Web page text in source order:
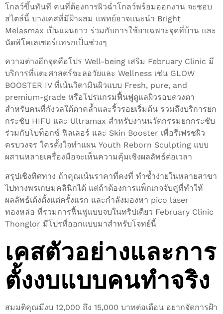
โกลว์ขึ้นทันที คนที่ต้องการผิวฉ่ำโกลว์พร้อมออกงาน จะชอบ
สไตล์นี้ บางเคสที่มีฝ้าผสม แพทย์อาจแนะนำ Bright
Melasmax เป็นแผนยาว ร่วมกับการใช้ยาเฉพาะจุดที่บ้าน และ
นัดพิโคเลเซอร์แทรกเป็นช่วงๆ
ความต่างอีกจุดคือโปร Well-being เสริม February Clinic มี
บริการที่แตะศาสตร์ชะลอวัยและ Wellness เช่น GLOW
BOOSTER IV ที่เน้นวิตามินผิวแบบ Fresh, pure, and
premium-grade หรือโปรแกรมฟื้นฟูดูแลผิวรอบดวงตา
สำหรับคนที่กังวลใต้ตาคล้ำและริ้วรอยเริ่มต้น รวมถึงบริการยก
กระชับ HIFU และ Ultramax สำหรับงานนวัตกรรมยกกระชับ
ร่วมกับโบท็อกซ์ ฟิลเลอร์ และ Skin Booster เพื่อรีเฟรชผิว
ครบวงจร ใครตั้งใจทำแผน Youth Reborn Sculpting แบบ
ผสานหลายเครื่องมือจะเห็นความคุ้มเชิงผลลัพธ์ต่อเวลา
สรุปเชิงทิศทาง ถ้าคุณเน้นราคาที่คงที่ ทำซ้ำง่ายในหลายสาขา
ไปทางพรเกษมคลินิกได้ แต่ถ้าต้องการแพ็กเกจจับคู่ที่ทำให้
ผลลัพธ์เด้งตั้งแต่ครั้งแรก และกำลังมองหา pico laser
ทองหล่อ ที่รวมการฟื้นฟูแบบจบในทริปเดียว February Clinic
Thonglor มีโปรที่ออกแบบมาสำหรับโจทย์นี้
เคสตัวอย่างและการ
ตั้งงบแบบคนทำจริง
สมมติคุณมีงบ 12,000 ถึง 15,000 บาทต่อเดือน อยากจัดการฝ้า